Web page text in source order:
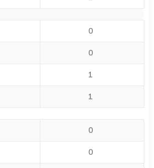
0
0
1
1
0
0